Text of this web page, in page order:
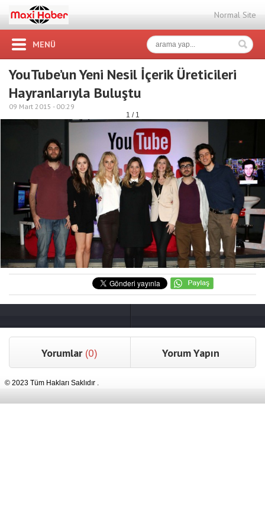
Normal Site
MENÜ
YouTube’un Yeni Nesil İçerik Üreticileri
Hayranlarıyla Buluştu
09 Mart 2015 - 00:29
1 / 1
Yorumlar (0) Yorum Yapın
© 2023 Tüm Hakları Saklıdır .